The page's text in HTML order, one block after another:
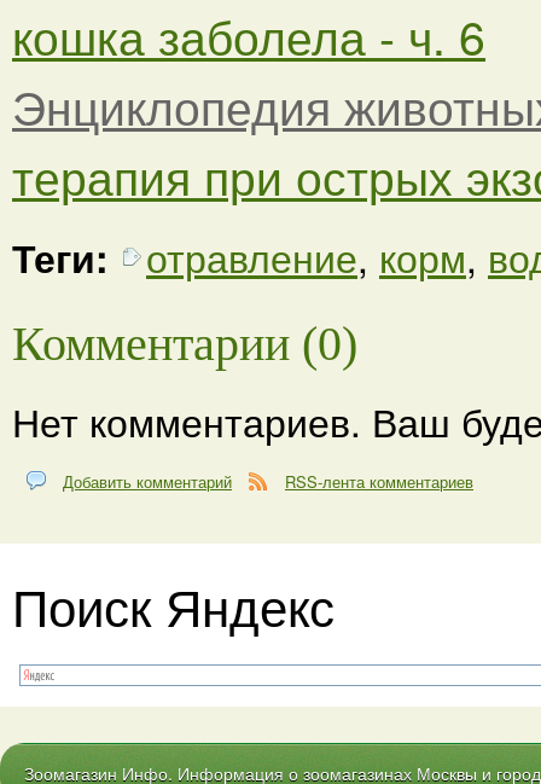
кошка заболела - ч. 6
Энциклопедия
терапия при острых
Теги: отравление, корм,
Комментарии (0)
Нет комментариев. Ваш
Добавить комментарий RSS-лента комментариев
Поиск Яндекс
Зоомагазин Инфо. Информация о зоомагазинах Москвы и